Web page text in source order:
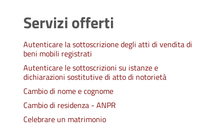
Servizi offerti
Autenticare la sottoscrizione degli atti di vendita di
beni mobili registrati
Autenticare le sottoscrizioni su istanze e
dichiarazioni sostitutive di atto di notorietà
Cambio di nome e cognome
Cambio di residenza - ANPR
Celebrare un matrimonio